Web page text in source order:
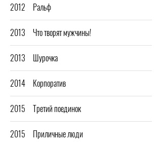
2012 Ральф
2013 Что творят мужчины!
2013 Шурочка
2014 Корпоратив
2015 Третий поединок
2015 Приличные люди